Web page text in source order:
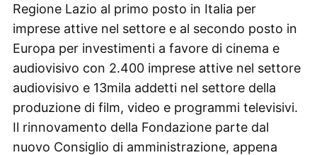
Regione Lazio al primo posto in Italia per
imprese attive nel settore e al secondo posto in
Europa per investimenti a favore di cinema e
audiovisivo con 2.400 imprese attive nel settore
audiovisivo e 13mila addetti nel settore della
produzione di film, video e programmi televisivi.
Il rinnovamento della Fondazione parte dal
nuovo Consiglio di amministrazione, appena